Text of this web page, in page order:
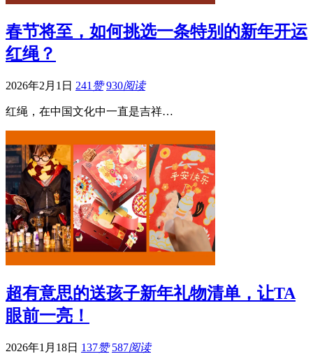
春节将至，如何挑选一条特别的新年开运
红绳？
2026年2月1日 241 赞 930阅读
红绳，在中国文化中一直是吉祥…
超有意思的送孩子新年礼物清单，让TA
眼前一亮！
2026年1月18日 137赞 587阅读